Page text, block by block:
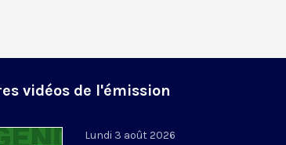
vidéos de l'émission
Lundi 3 août 2026